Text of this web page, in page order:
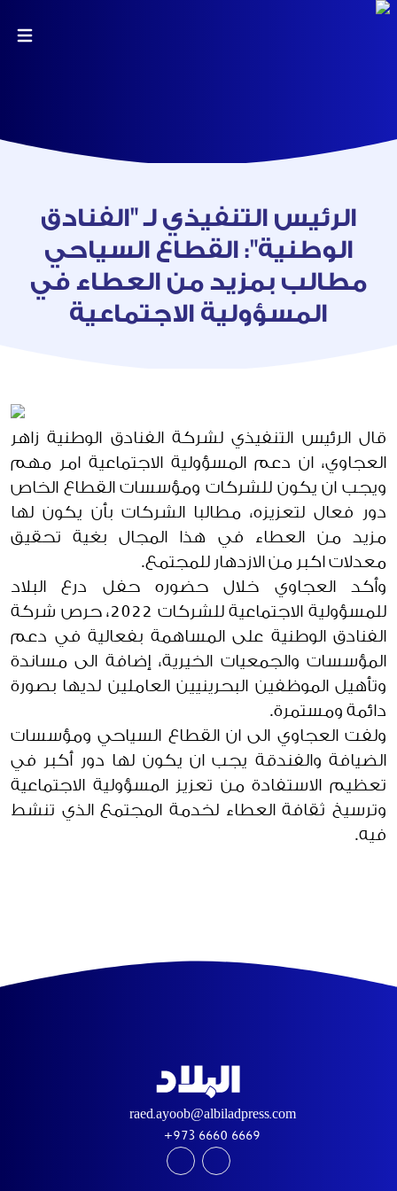
الرئيس التنفيذي لـ "الفنادق
الوطنية": القطاع السياحي
مطالب بمزيد من العطاء في
المسؤولية الاجتماعية
قال الرئيس التنفيذي لشركة الفنادق الوطنية زاهر
العجاوي، ان دعم المسؤولية الاجتماعية امر مهم
ويجب ان يكون للشركات ومؤسسات القطاع الخاص
دور فعال لتعزيزه، مطالبا الشركات بأن يكون لها
مزيد من العطاء في هذا المجال بغية تحقيق
معدلات اكبر من الازدهار للمجتمع.
وأكد العجاوي خلال حضوره حفل درع البلاد
للمسؤولية الاجتماعية للشركات 2022، حرص شركة
الفنادق الوطنية على المساهمة بفعالية في دعم
المؤسسات والجمعيات الخيرية، إضافة الى مساندة
وتأهيل الموظفين البحرينيين العاملين لديها بصورة
دائمة ومستمرة.
ولفت العجاوي الى ان القطاع السياحي ومؤسسات
الضيافة والفندقة يجب ان يكون لها دور أكبر في
تعظيم الاستفادة من تعزيز المسؤولية الاجتماعية
وترسيخ ثقافة العطاء لخدمة المجتمع الذي تنشط
فيه.
raed.ayoob@albiladpress.com
+973 6660 6669